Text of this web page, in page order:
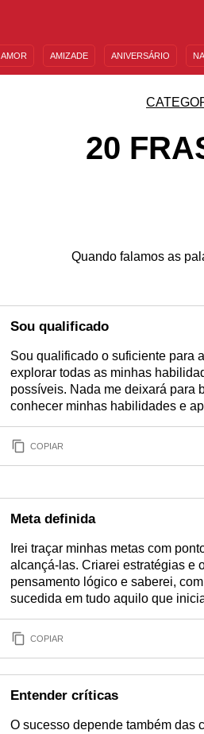
AMOR AMIZADE ANIVERSÁRIO
20
Quando falamos as
Sou qualificado
Sou qualificado o suficiente para
explorar todas as minhas
possíveis. Nada me deixará para
conhecer minhas habilidades e
COPIAR
Meta definida
Irei traçar minhas metas com
alcançá-las. Criarei estratégias e
pensamento lógico e saberei,
sucedida em tudo aquilo que
COPIAR
Entender críticas
O sucesso depende também das